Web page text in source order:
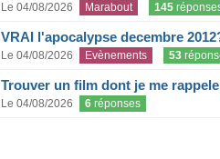
Le 04/08/2026 Marabout 145
VRAI l'apocalypse decembre
Le 04/08/2026 Evènements 53
Trouver un film dont je me
Le 04/08/2026 6réponses